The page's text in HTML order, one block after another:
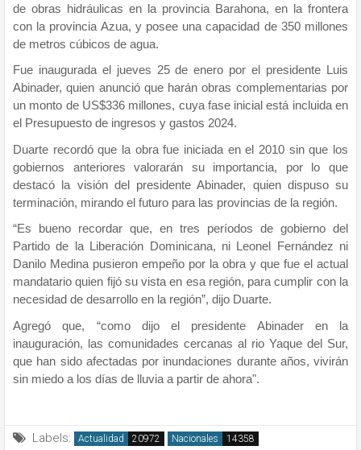
de obras hidráulicas en la provincia Barahona, en la frontera
con la provincia Azua, y posee una capacidad de 350 millones
de metros cúbicos de agua.
Fue inaugurada el jueves 25 de enero por el presidente Luis
Abinader, quien anunció que harán obras complementarias por
un monto de US$336 millones, cuya fase inicial está incluida en
el Presupuesto de ingresos y gastos 2024.
Duarte recordó que la obra fue iniciada en el 2010 sin que los
gobiernos anteriores valorarán su importancia, por lo que
destacó la visión del presidente Abinader, quien dispuso su
terminación, mirando el futuro para las provincias de la región.
“Es bueno recordar que, en tres períodos de gobierno del
Partido de la Liberación Dominicana, ni Leonel Fernández ni
Danilo Medina pusieron empeño por la obra y que fue el actual
mandatario quien fijó su vista en esa región, para cumplir con la
necesidad de desarrollo en la región”, dijo Duarte.
Agregó que, “como dijo el presidente Abinader en la
inauguración, las comunidades cercanas al rio Yaque del Sur,
que han sido afectadas por inundaciones durante años, vivirán
sin miedo a los días de lluvia a partir de ahora".
Labels: Actualidad Nacionales